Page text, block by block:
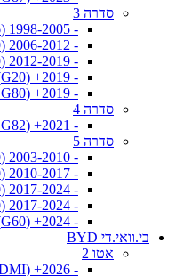
סדרה 3
- 1998-2005 (E46)
- 2006-2012 (E90)
- 2012-2019 (F30)
- 2019+ (G20)
- 2019+ (M3 G80)
סדרה 4
- 2021+ (M4 G82)
סדרה 5
- 2003-2010 (E60)
- 2010-2017 (F10)
- 2017-2024 (G30)
- 2017-2024 (M5 F90)
- 2024+ (G60)
בי.וואי.די BYD
אטו 2
- 2026+ (DMI)